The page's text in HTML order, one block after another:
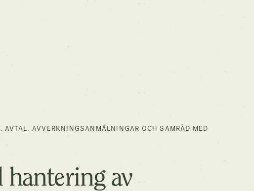
AVTAL, AVVERKNINGSANMÄLNINGAR OCH SAMRÅD MED
hantering av